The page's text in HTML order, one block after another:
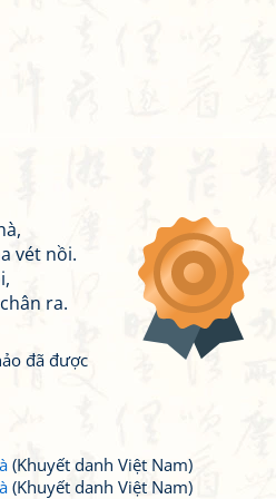
vét nồi.
ra.
đã được
(Khuyết danh Việt Nam)
(Khuyết danh Việt Nam)